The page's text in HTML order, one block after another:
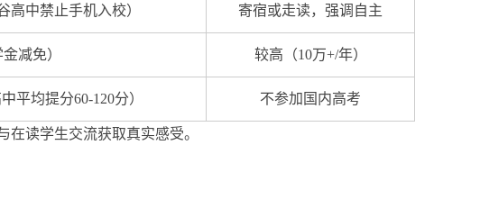
高中禁止手机入校） 寄宿或走读，强调自主
减免） 较高（10万+/年）
平均提分60-120分） 不参加国内高考
读学生交流获取真实感受。